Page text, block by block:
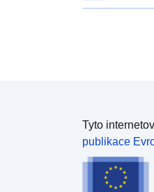
Tyto
publikace